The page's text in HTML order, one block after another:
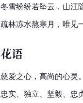
冬雪纷纷若坠云，山江
疏林冻水熬寒月，唯见
花语
慈爱之心，高尚的心灵
忠实、独立、坚毅、忠